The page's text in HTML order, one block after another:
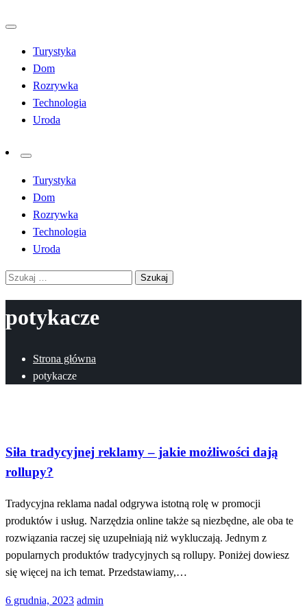
Przejdź
treści
Turystyka
Dom
Rozrywka
Technologia
Uroda
Turystyka
Dom
Rozrywka
Technologia
Uroda
Szukaj:
potykacze
Strona główna
potykacze
Siła tradycyjnej reklamy – jakie możliwości dają
rollupy?
Tradycyjna reklama nadal odgrywa istotną rolę w promocji
produktów i usług. Narzędzia online także są niezbędne, ale oba te
rozwiązania raczej się uzupełniają niż wykluczają. Jednym z
popularnych produktów tradycyjnych są rollupy. Poniżej dowiesz
się więcej na ich temat. Przedstawiamy,…
Opublikowane
6 grudnia, 2023 admin